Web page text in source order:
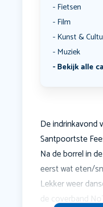
Fietsen
Film
Kunst &
Muziek
Bekijk alle
De indrinkavond
Santpoortste
Na de borrel in
eerst wat eten/
Lekker weer
de coverband